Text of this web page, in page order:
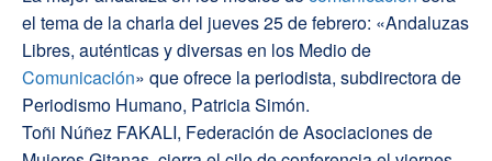
el tema de la charla del jueves 25 de febrero: «Andaluzas
Libres, auténticas y diversas en los Medio de
Comunicación» que ofrece la periodista, subdirectora de
Periodismo Humano, Patricia Simón.
Toñi Núñez FAKALI, Federación de Asociaciones de